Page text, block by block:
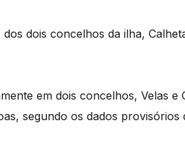
dois concelhos da ilha,
em dois concelhos, Velas e
segundo os dados provisórios